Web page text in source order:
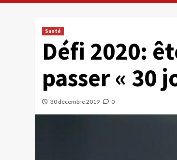
Santé
Défi 2020:
passer « 30
30 décembre 2019 0